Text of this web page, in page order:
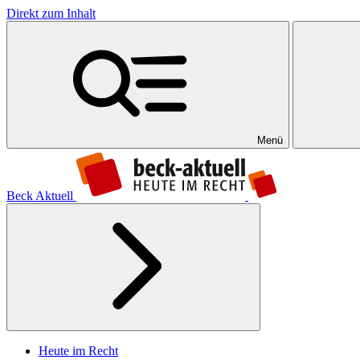
Direkt zum Inhalt
Menü
Beck Aktuell
Heute im Recht